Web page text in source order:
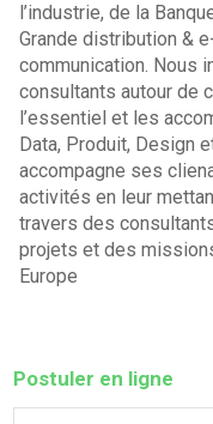
l’industrie, de la
Grande distribution &
communication. Nous
consultants autour de
l’essentiel et les
Data, Produit, Design
accompagne ses
activités en leur
travers des
projets et des
Europe
Postuler en ligne